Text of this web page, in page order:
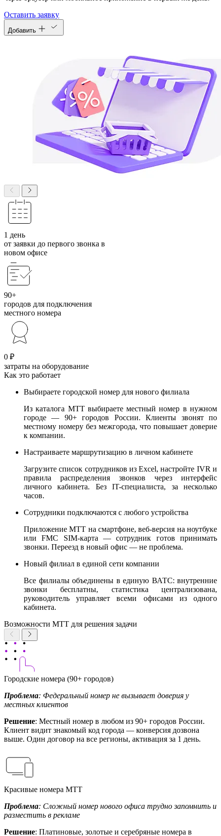
Оставить заявку
Добавить
1 день
от заявки до первого звонка в
новом офисе
90+
городов для подключения
местного номера
0 ₽
затраты на оборудование
Как это работает
Выбираете городской номер для нового филиала
Из каталога МТТ выбираете местный номер в нужном
городе — 90+ городов России. Клиенты звонят по
местному номеру без межгорода, что повышает доверие
к компании.
Настраиваете маршрутизацию в личном кабинете
Загрузите список сотрудников из Excel, настройте IVR и
правила распределения звонков через интерфейс
личного кабинета. Без IT-специалиста, за несколько
часов.
Сотрудники подключаются с любого устройства
Приложение МТТ на смартфоне, веб-версия на ноутбуке
или FMC SIM-карта — сотрудник готов принимать
звонки. Переезд в новый офис — не проблема.
Новый филиал в единой сети компании
Все филиалы объединены в единую ВАТС: внутренние
звонки бесплатны, статистика централизована,
руководитель управляет всеми офисами из одного
кабинета.
Возможности МТТ для решения задачи
Городские номера (90+ городов)
Проблема: Федеральный номер не вызывает доверия у
местных клиентов
Решение: Местный номер в любом из 90+ городов России.
Клиент видит знакомый код города — конверсия дозвона
выше. Один договор на все регионы, активация за 1 день.
Красивые номера МТТ
Проблема: Сложный номер нового офиса трудно запомнить и
разместить в рекламе
Решение: Платиновые, золотые и серебряные номера в